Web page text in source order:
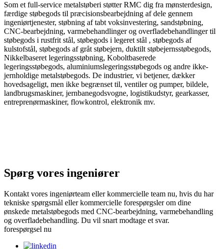
Som et full-service metalstøberi støtter RMC dig fra mønsterdesign,
færdige støbegods til præcisionsbearbejdning af dele gennem
ingeniørtjenester, støbning af tabt voksinvestering, sandstøbning,
CNC-bearbejdning, varmebehandlinger og overfladebehandlinger til
støbegods i rustfrit stål, støbegods i legeret stål , støbegods af
kulstofstål, støbegods af gråt støbejern, duktilt støbejernsstøbegods,
Nikkelbaseret legeringsstøbning, Koboltbaserede
legeringsstøbegods, aluminiumslegeringsstøbegods og andre ikke-
jernholdige metalstøbegods. De industrier, vi betjener, dækker
hovedsageligt, men ikke begrænset til, ventiler og pumper, bildele,
landbrugsmaskiner, jernbanegodsvogne, logistikudstyr, gearkasser,
entreprenørmaskiner, flowkontrol, elektronik mv.
Spørg vores ingeniører
Kontakt vores ingeniørteam eller kommercielle team nu, hvis du har
tekniske spørgsmål eller kommercielle forespørgsler om dine
ønskede metalstøbegods med CNC-bearbejdning, varmebehandling
og overfladebehandling. Du vil snart modtage et svar.
forespørgsel nu